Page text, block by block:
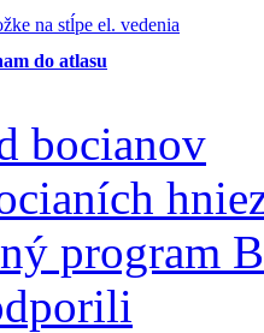
na stĺpe el. vedenia
do atlasu
bocianov
program